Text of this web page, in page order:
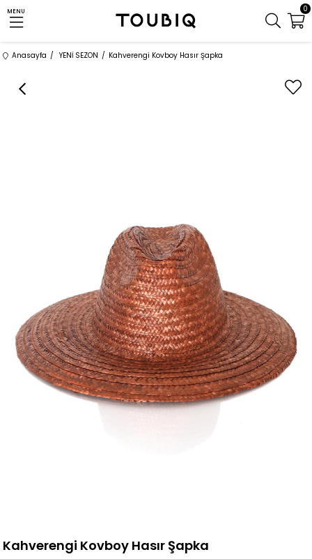
MENU 0
Anasayfa YENİ SEZON Kahverengi Kovboy Hasır Şapka
Kahverengi Kovboy Hasır Şapka